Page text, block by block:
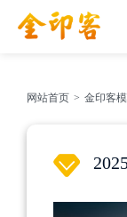
网站首页 > 金印客